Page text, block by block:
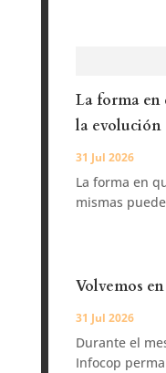
La forma en
la evolución
31 Jul 2026
La forma en
mismas
Volvemos
31 Jul 2026
Durante el
Infocop